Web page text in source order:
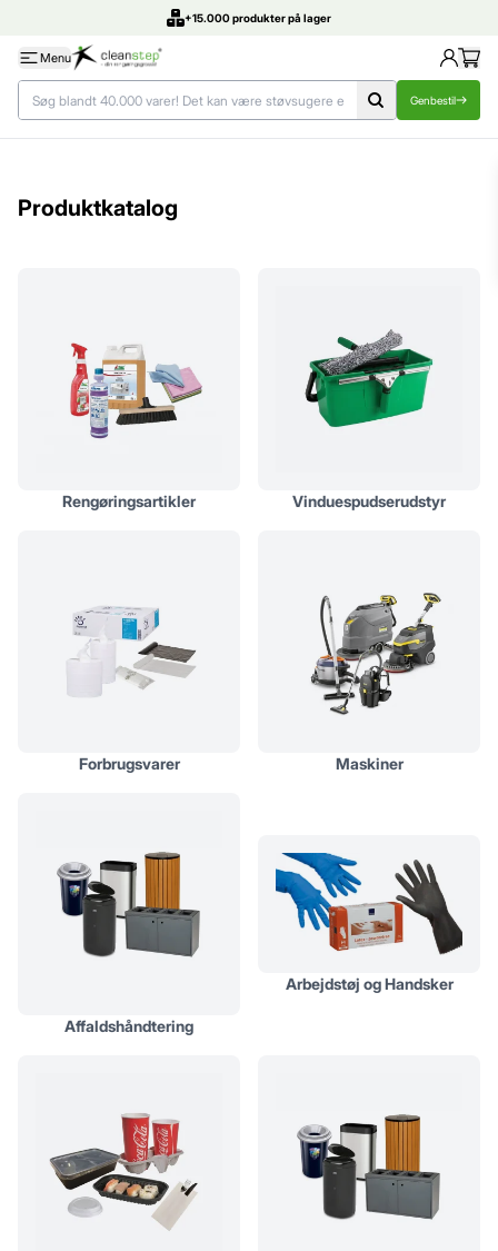
+15.000 produkter på lager
Menu
Genbestil
Produktkatalog
Rengøringsartikler Vinduespudserudstyr
Forbrugsvarer Maskiner
Affaldshåndtering
Arbejdstøj og Handsker